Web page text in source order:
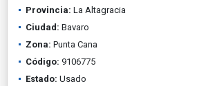
Provincia: La Altagracia
Ciudad: Bavaro
Zona: Punta Cana
Código: 9106775
Estado: Usado